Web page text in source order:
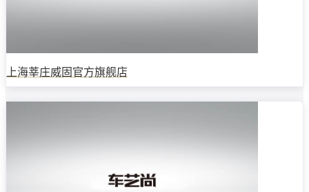
上海莘庄威固官方旗舰店